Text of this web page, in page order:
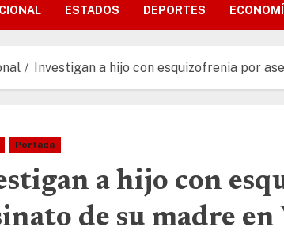
ESTADOS DEPORTES
Investigan a hijo con esquizofrenia por
Portada
a hijo con
de su madre